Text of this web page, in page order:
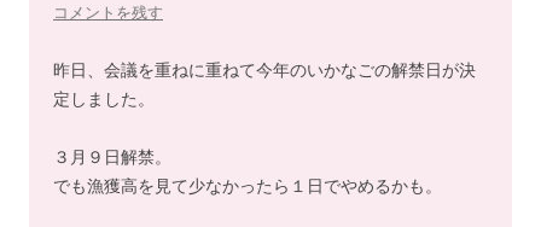
コメントを残す
昨日、会議を重ねに重ねて今年のいかなごの解禁日が決
定しました。
３月９日解禁。
でも漁獲高を見て少なかったら１日でやめるかも。